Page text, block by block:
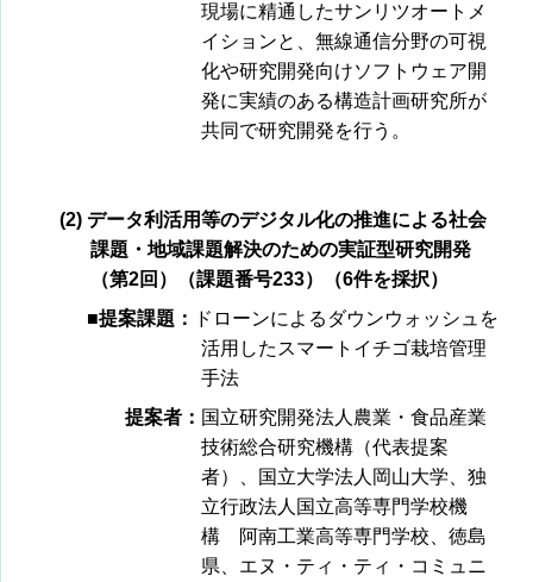
現場に精通したサンリツオートメ
イションと、無線通信分野の可視
化や研究開発向けソフトウェア開
発に実績のある構造計画研究所が
共同で研究開発を行う。
(2) データ利活用等のデジタル化の推進による社会
課題・地域課題解決のための実証型研究開発
（第2回）（課題番号233）（6件を採択）
■提案課題：
ドローンによるダウンウォッシュを
活用したスマートイチゴ栽培管理
手法
提案者： 国立研究開発法人農業・食品産業
技術総合研究機構（代表提案
者）、国立大学法人岡山大学、独
立行政法人国立高等専門学校機
構 阿南工業高等専門学校、徳島
県、エヌ・ティ・ティ・コミュニ